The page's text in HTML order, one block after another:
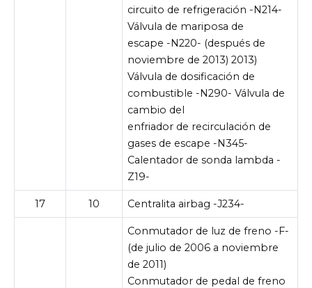
circuito de refrigeración -N214-
Válvula de mariposa de
escape -N220- (después de
noviembre de 2013) 2013)
Válvula de dosificación de
combustible -N290- Válvula de
cambio del
enfriador de recirculación de
gases de escape -N345-
Calentador de sonda lambda -
Z19-
17 10 Centralita airbag -J234-
Conmutador de luz de freno -F-
(de julio de 2006 a noviembre
de 2011)
Conmutador de pedal de freno